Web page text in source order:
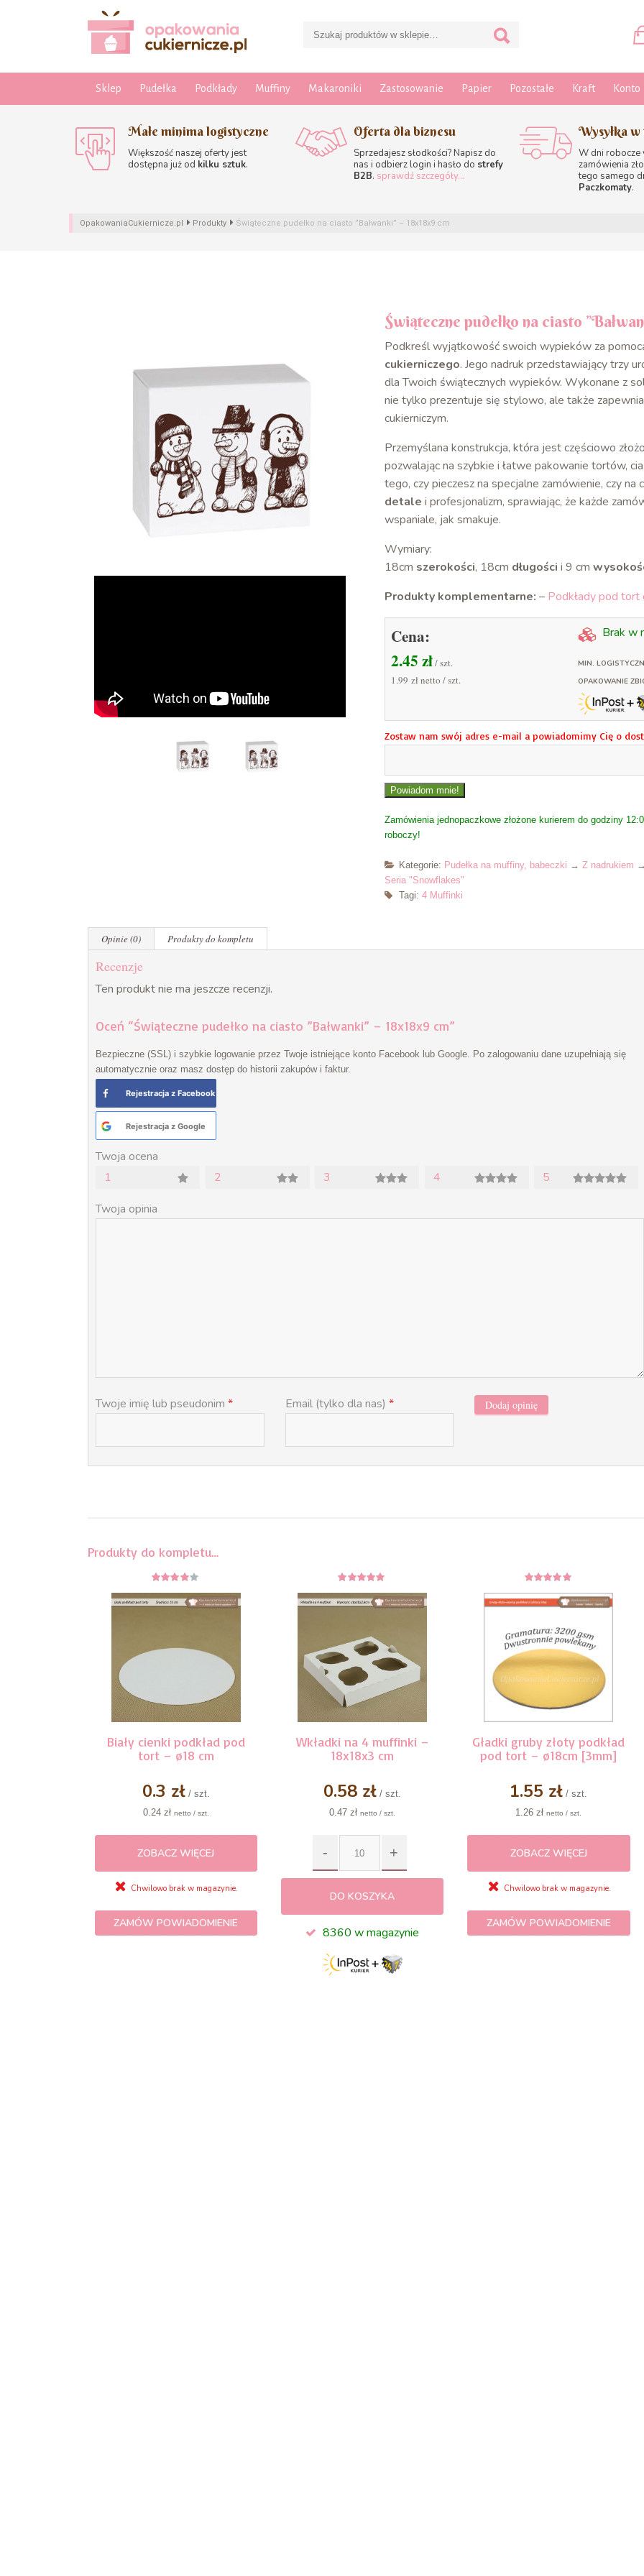
Sklep Pudełka Podkłady Muffiny Makaroniki Zastosowanie Papier Pozostałe Kraft Konto
Małe minima logistyczne
Większość naszej oferty jest
dostępna już od kilku sztuk.
Oferta dla biznesu
Sprzedajesz słodkości? Napisz do
nas i odbierz login i hasło do strefy
B2B. sprawdź szczegóły...
Wysyłka
W dni robocze
zamówienia
tego samego
Paczkomaty.
OpakowaniaCukiernicze.pl Produkty Świąteczne pudełko na ciasto ”Bałwanki” – 18x18x9 cm
Świąteczne pudełko na ciasto
Podkreśl wyjątkowość swoich wypieków za
cukierniczego. Jego nadruk przedstawiający trzy
dla Twoich świątecznych wypieków. Wykonane z
nie tylko prezentuje się stylowo, ale także zapewnia
cukierniczym.
Przemyślana konstrukcja, która jest częściowo
pozwalając na szybkie i łatwe pakowanie tortów,
tego, czy pieczesz na specjalne zamówienie, czy na
detale i profesjonalizm, sprawiając, że każde
wspaniale, jak smakuje.
Wymiary:
18cm szerokości, 18cm długości i 9 cm
Produkty komplementarne: – Podkłady pod tort
Cena:
2.45zł/ szt.
1.99 złnetto / szt.
Brak w
MIN.
OPAKOWANIE
Zostaw nam swój adres e-mail a powiadomimy Cię o
Zamówienia jednopaczkowe złożone kurierem do godziny
roboczy!
Kategorie: Pudełka na muffiny, babeczki → Z nadrukiem →
Seria "Snowflakes"
Tagi: 4 Muffinki
Opinie (0) Produkty do kompletu
Recenzje
Ten produkt nie ma jeszcze recenzji.
Oceń “Świąteczne pudełko na ciasto ”Bałwanki” – 18x18x9 cm”
Bezpieczne (SSL) i szybkie logowanie przez Twoje istniejące konto Facebook lub Google. Po zalogowaniu dane uzupełniają się
automatycznie oraz masz dostęp do historii zakupów i faktur.
Rejestracja z Facebook
Rejestracja z Google
Twoja ocena
1
2 3 4
5
Twoja opinia
Twoje imię lub pseudonim * Email (tylko dla nas) *
Produkty do kompletu…
3.75z 5
Biały cienki podkład pod
tort – ø18 cm
0.3 zł/ szt.
0.24 zł netto / szt.
ZOBACZ WIĘCEJ
Chwilowo brak w magazynie.
ZAMÓW POWIADOMIENIE
4.78z 5
Wkładki na 4 muffinki –
18x18x3 cm
0.58 zł / szt.
0.47 zł netto / szt.
DO KOSZYKA
8360 w magazynie
4.86z 5
Gładki gruby złoty podkład
pod tort – ø18cm [3mm]
1.55 zł / szt.
1.26 zł netto / szt.
ZOBACZ WIĘCEJ
Chwilowo brak w magazynie.
ZAMÓW POWIADOMIENIE